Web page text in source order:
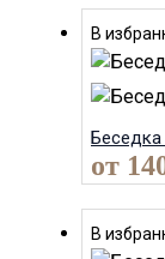
В
от
В